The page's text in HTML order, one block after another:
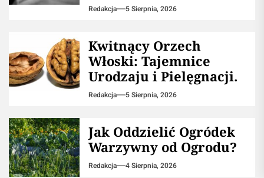
Redakcja 5 Sierpnia, 2026
Kwitnący Orzech
Włoski: Tajemnice
Urodzaju i Pielęgnacji.
Redakcja 5 Sierpnia, 2026
Jak Oddzielić Ogródek
Warzywny od Ogrodu?
Redakcja 4 Sierpnia, 2026